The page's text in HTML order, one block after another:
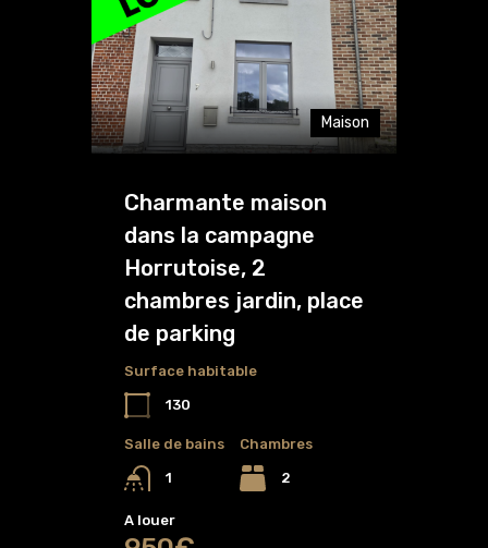
Maison
Charmante maison
dans la campagne
Horrutoise, 2
chambres jardin, place
de parking
Surface habitable
130
Salle de bains
1
Chambres
2
A louer